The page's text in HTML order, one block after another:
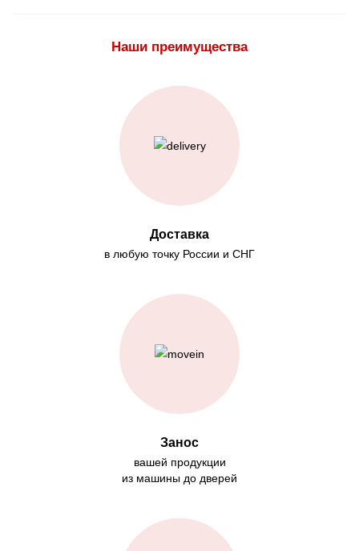
Наши преимущества
Доставка
в любую точку России и СНГ
Занос
вашей продукции
из машины до дверей